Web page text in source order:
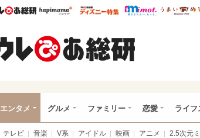
ウレぴあ総研ハピママ* ウレぴあ総研 ディ
mimot.
エンタメ グルメ ファミリー 恋愛 ライフ
テレビ 音楽 V系 アイドル 映画 アニメ 2.5次元